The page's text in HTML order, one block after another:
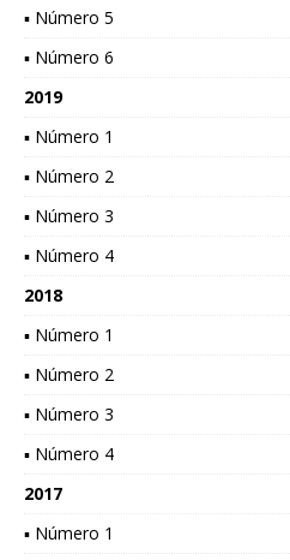
▪ Número 5
▪ Número 6
2019
▪ Número 1
▪ Número 2
▪ Número 3
▪ Número 4
2018
▪ Número 1
▪ Número 2
▪ Número 3
▪ Número 4
2017
▪ Número 1